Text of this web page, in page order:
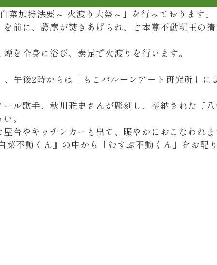
加持法要～ 火渡り大祭～」を行っております。
前に、護摩が焚きあげられ、ご本尊不動明王の
を全身に浴び、素足で火渡りを行います。
午後2時からは「もこバルーンアート研究所」
ル歌手、秋川雅史さんが彫刻し、奉納された『
。
台やキッチンカーも出て、賑やかにおこなわれ
不動くん』の中から「むすぶ不動くん」をお配